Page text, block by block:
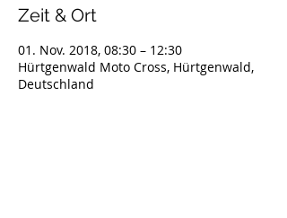
Zeit & Ort
01. Nov. 2018, 08:30 – 12:30
Hürtgenwald Moto Cross, Hürtgenwald,
Deutschland